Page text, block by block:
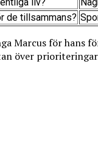
de tillsammans?
Marcus för hans
över